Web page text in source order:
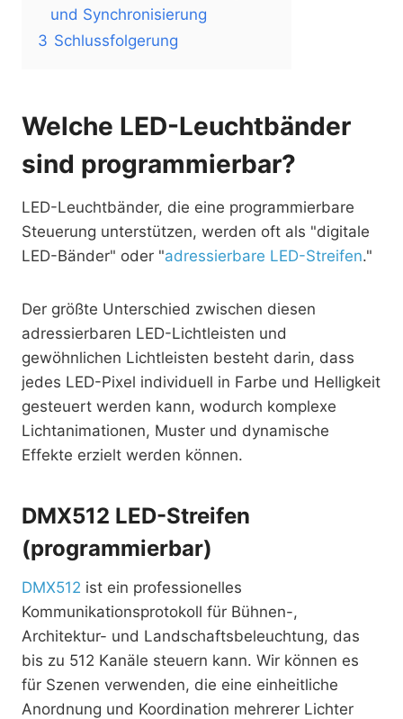
und Synchronisierung
3 Schlussfolgerung
Welche LED-Leuchtbänder
sind programmierbar?
LED-Leuchtbänder, die eine programmierbare
Steuerung unterstützen, werden oft als "digitale
LED-Bänder" oder "adressierbare LED-Streifen."
Der größte Unterschied zwischen diesen
adressierbaren LED-Lichtleisten und
gewöhnlichen Lichtleisten besteht darin, dass
jedes LED-Pixel individuell in Farbe und Helligkeit
gesteuert werden kann, wodurch komplexe
Lichtanimationen, Muster und dynamische
Effekte erzielt werden können.
DMX512 LED-Streifen
(programmierbar)
DMX512 ist ein professionelles
Kommunikationsprotokoll für Bühnen-,
Architektur- und Landschaftsbeleuchtung, das
bis zu 512 Kanäle steuern kann. Wir können es
für Szenen verwenden, die eine einheitliche
Anordnung und Koordination mehrerer Lichter